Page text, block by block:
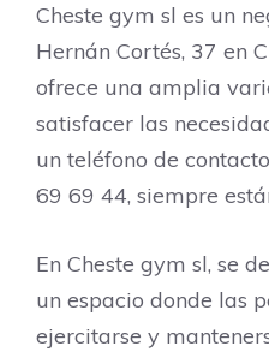
Cheste gym sl es un
Hernán Cortés, 37 en
ofrece una amplia
satisfacer las
un teléfono de
69 69 44, siempre
En Cheste gym sl, se
un espacio donde las
ejercitarse y